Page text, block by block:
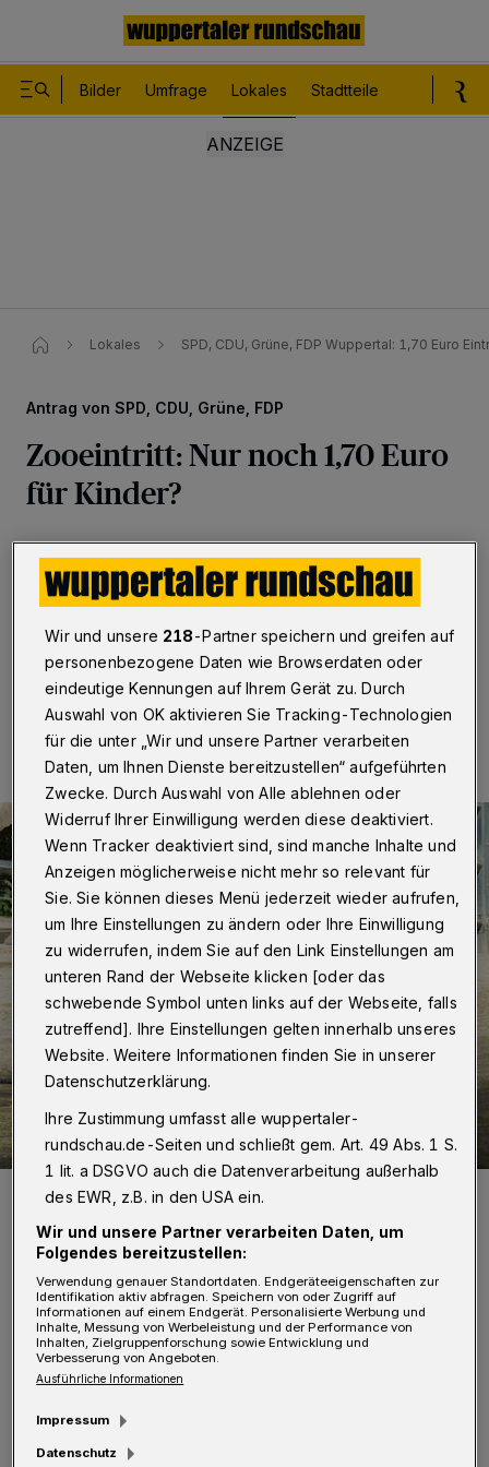
Bilder Umfrage Lokales Stadtteile
Lokales SPD, CDU, Grüne, FDP Wuppertal: 1,70 Euro
Antrag von SPD, CDU, Grüne, FDP
Zooeintritt: Nur noch 1,70 Euro
für Kinder?
Wuppertal·Kostet der Eintritt in den Zoo für Kinder
bald nur noch 1, 70 Euro? SPD, CDU, FDP und Grüne
machen sich in einem gemeinsamen Antrag für einen
kinderfreundlichen Wuppertaler Zoo stark.
25.06.2019 , 08:29 Uhr Eine Minute Lesezeit
Elefantenbaby Gus, eine der Hauptattraktionen des Grünen Zoos.
„Voraussichtlich schon im Oktober wird der
Eintritt für die Kleinsten im Zoo nur noch 1,70
Euro betragen. Das ist quasi umsonst, weil es
den Kosten für die Nutzung des ÖPNV
Wir und unsere 218-Partner speichern und greifen auf
personenbezogene Daten wie Browserdaten oder
eindeutige Kennungen auf Ihrem Gerät zu. Durch
Auswahl von OK aktivieren Sie Tracking-Technologien
für die unter „Wir und unsere Partner verarbeiten
Daten, um Ihnen Dienste bereitzustellen“ aufgeführten
Zwecke. Durch Auswahl von Alle ablehnen oder
Widerruf Ihrer Einwilligung werden diese deaktiviert.
Wenn Tracker deaktiviert sind, sind manche Inhalte und
Anzeigen möglicherweise nicht mehr so relevant für
Sie. Sie können dieses Menü jederzeit wieder aufrufen,
um Ihre Einstellungen zu ändern oder Ihre Einwilligung
zu widerrufen, indem Sie auf den Link Einstellungen am
unteren Rand der Webseite klicken [oder das
schwebende Symbol unten links auf der Webseite, falls
zutreffend]. Ihre Einstellungen gelten innerhalb unseres
Website. Weitere Informationen finden Sie in unserer
Datenschutzerklärung.
Ihre Zustimmung umfasst alle wuppertaler-
rundschau.de-Seiten und schließt gem. Art. 49 Abs. 1 S.
1 lit. a DSGVO auch die Datenverarbeitung außerhalb
des EWR, z.B. in den USA ein.
Wir und unsere Partner verarbeiten Daten, um
Folgendes bereitzustellen:
Verwendung genauer Standortdaten. Endgeräteeigenschaften zur
Identifikation aktiv abfragen. Speichern von oder Zugriff auf
Informationen auf einem Endgerät. Personalisierte Werbung und
Inhalte, Messung von Werbeleistung und der Performance von
Inhalten, Zielgruppenforschung sowie Entwicklung und
Verbesserung von Angeboten.
Ausführliche Informationen
Impressum
Datenschutz